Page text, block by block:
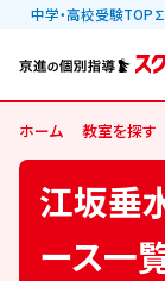
中学・高校受験
ホーム 教室を探す
江坂垂
ース一